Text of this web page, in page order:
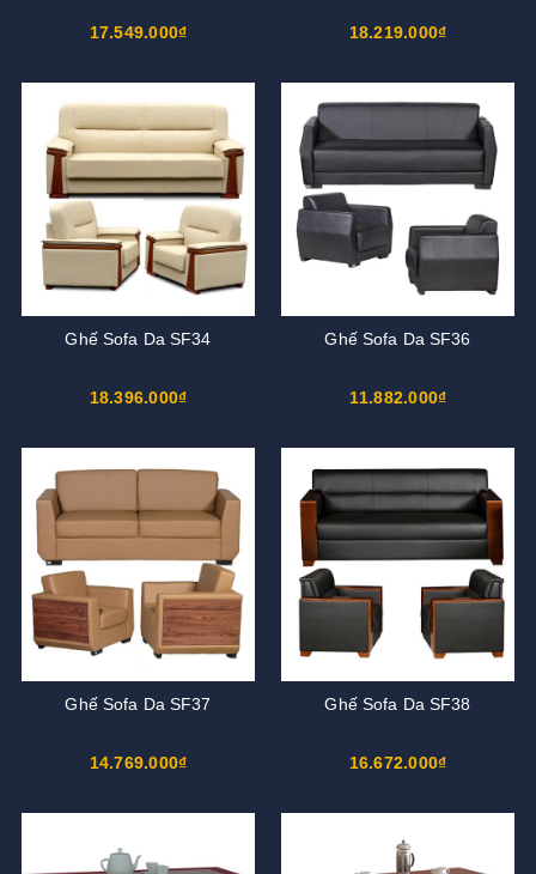
17.549.000₫ 18.219.000₫
Ghế Sofa Da SF34
18.396.000₫
Ghế Sofa Da SF36
11.882.000₫
Ghế Sofa Da SF37
14.769.000₫
Ghế Sofa Da SF38
16.672.000₫